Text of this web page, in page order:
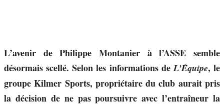
L’avenir de Philippe Montanier à l’ASSE semble
désormais scellé. Selon les informations deL’Équipe, le
groupe Kilmer Sports, propriétaire du club aurait pris
la décision de ne pas poursuivre avec l’entraîneur la